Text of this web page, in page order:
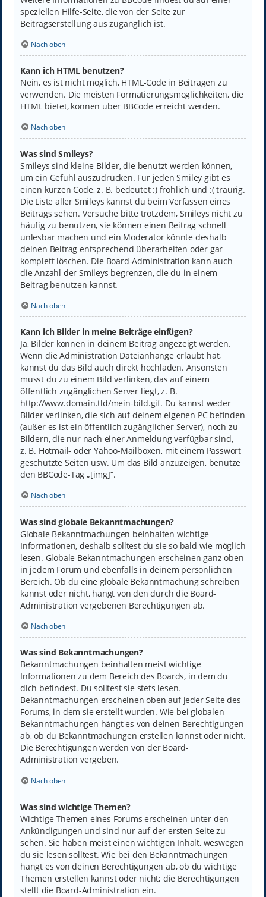
speziellen Hilfe-Seite, die von der Seite zur
Beitragserstellung aus zugänglich ist.
Nach oben
Kann ich HTML benutzen?
Nein, es ist nicht möglich, HTML-Code in Beiträgen zu
verwenden. Die meisten Formatierungsmöglichkeiten, die
HTML bietet, können über BBCode erreicht werden.
Nach oben
Was sind Smileys?
Smileys sind kleine Bilder, die benutzt werden können,
um ein Gefühl auszudrücken. Für jeden Smiley gibt es
einen kurzen Code, z. B. bedeutet :) fröhlich und :( traurig.
Die Liste aller Smileys kannst du beim Verfassen eines
Beitrags sehen. Versuche bitte trotzdem, Smileys nicht zu
häufig zu benutzen, sie können einen Beitrag schnell
unlesbar machen und ein Moderator könnte deshalb
deinen Beitrag entsprechend überarbeiten oder gar
komplett löschen. Die Board-Administration kann auch
die Anzahl der Smileys begrenzen, die du in einem
Beitrag benutzen kannst.
Nach oben
Kann ich Bilder in meine Beiträge einfügen?
Ja, Bilder können in deinem Beitrag angezeigt werden.
Wenn die Administration Dateianhänge erlaubt hat,
kannst du das Bild auch direkt hochladen. Ansonsten
musst du zu einem Bild verlinken, das auf einem
öffentlich zugänglichen Server liegt, z. B.
http://www.domain.tld/mein-bild.gif. Du kannst weder
Bilder verlinken, die sich auf deinem eigenen PC befinden
(außer es ist ein öffentlich zugänglicher Server), noch zu
Bildern, die nur nach einer Anmeldung verfügbar sind,
z. B. Hotmail- oder Yahoo-Mailboxen, mit einem Passwort
geschützte Seiten usw. Um das Bild anzuzeigen, benutze
den BBCode-Tag „[img]“.
Nach oben
Was sind globale Bekanntmachungen?
Globale Bekanntmachungen beinhalten wichtige
Informationen, deshalb solltest du sie so bald wie möglich
lesen. Globale Bekanntmachungen erscheinen ganz oben
in jedem Forum und ebenfalls in deinem persönlichen
Bereich. Ob du eine globale Bekanntmachung schreiben
kannst oder nicht, hängt von den durch die Board-
Administration vergebenen Berechtigungen ab.
Nach oben
Was sind Bekanntmachungen?
Bekanntmachungen beinhalten meist wichtige
Informationen zu dem Bereich des Boards, in dem du
dich befindest. Du solltest sie stets lesen.
Bekanntmachungen erscheinen oben auf jeder Seite des
Forums, in dem sie erstellt wurden. Wie bei globalen
Bekanntmachungen hängt es von deinen Berechtigungen
ab, ob du Bekanntmachungen erstellen kannst oder nicht.
Die Berechtigungen werden von der Board-
Administration vergeben.
Nach oben
Was sind wichtige Themen?
Wichtige Themen eines Forums erscheinen unter den
Ankündigungen und sind nur auf der ersten Seite zu
sehen. Sie haben meist einen wichtigen Inhalt, weswegen
du sie lesen solltest. Wie bei den Bekanntmachungen
hängt es von deinen Berechtigungen ab, ob du wichtige
Themen erstellen kannst oder nicht; die Berechtigungen
stellt die Board-Administration ein.